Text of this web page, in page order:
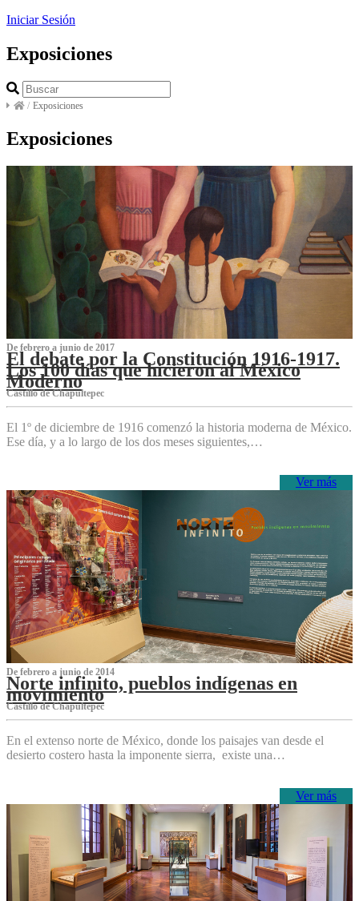
Iniciar Sesión
Exposiciones
/ Exposiciones
Exposiciones
De febrero a junio de 2017
El debate por la Constitución 1916-1917.
Los 100 días que hicieron al México
Moderno
Castillo de Chapultepec
El 1º de diciembre de 1916 comenzó la historia moderna de México.
Ese día, y a lo largo de los dos meses siguientes,…
Ver más
De febrero a junio de 2014
Norte infinito, pueblos indígenas en
movimiento
Castillo de Chapultepec
En el extenso norte de México, donde los paisajes van desde el
desierto costero hasta la imponente sierra, existe una…
Ver más